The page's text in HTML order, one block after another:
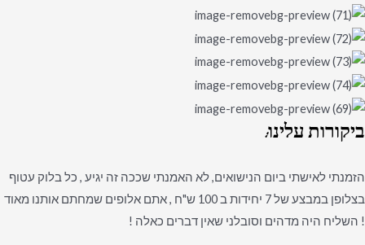
ביקורותעלינו:
הזמנתי לאישתי ביום הנישואים, לא האמנתי שככה זה יגיע , כל בלוק עטוף
בצלופן במבצע של 7 יחידות ב 100 ש"ח , אתם אלופים שמחתם אותנו מאוד
! השליח היה מדהים וסובלני שאין דברים כאלה !